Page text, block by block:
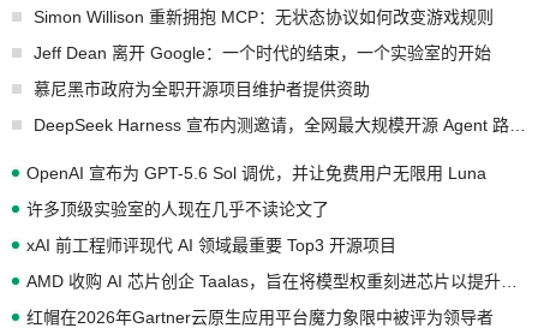
Simon Willison 重新拥抱 MCP：无状态协议如何改变游戏规则
Jeff Dean 离开 Google：一个时代的结束，一个实验室的开始
慕尼黑市政府为全职开源项目维护者提供资助
OpenAI 宣布为 GPT-5.6 Sol 调优，并让免费用户无限用 Luna
许多顶级实验室的人现在几乎不读论文了
xAI 前工程师评现代 AI 领域最重要 Top3 开源项目
红帽在2026年Gartner云原生应用平台魔力象限中被评为领导者